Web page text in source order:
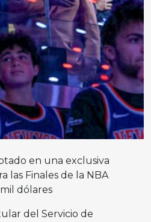
en una exclusiva
las Finales de la NBA
dólares
del Servicio de